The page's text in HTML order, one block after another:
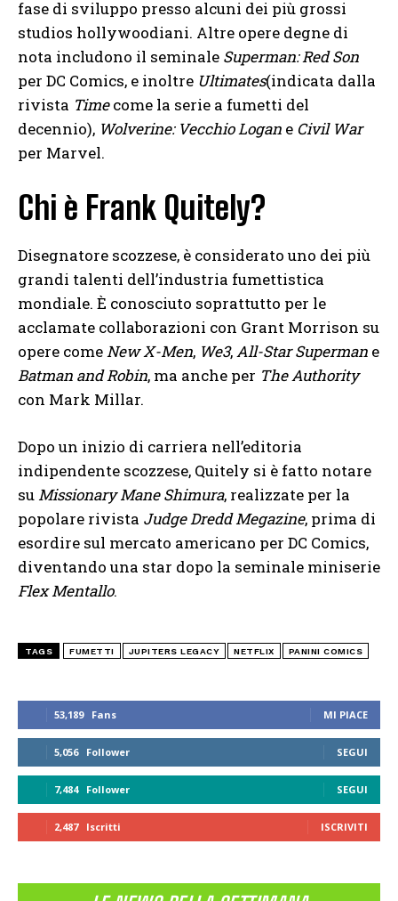
53,189 Fans MI PIACE
5,056 Follower SEGUI
7,484 Follower SEGUI
2,487 Iscritti ISCRIVITI
fase di sviluppo presso alcuni dei più grossi
studios hollywoodiani. Altre opere degne di
nota includono il seminale Superman: Red Son
per DC Comics, e inoltre Ultimates(indicata dalla
rivista Timecome la serie a fumetti del
decennio), Wolverine: Vecchio Logan e Civil War
per Marvel.
Chi è Frank Quitely?
Disegnatore scozzese, è considerato uno dei più
grandi talenti dell’industria fumettistica
mondiale. È conosciuto soprattutto per le
acclamate collaborazioni con Grant Morrison su
opere comeNew X-Men, We3,All-Star Superman e
Batman and Robin, ma anche per The Authority
con Mark Millar.
Dopo un inizio di carriera nell’editoria
indipendente scozzese, Quitely si è fatto notare
suMissionaryMane Shimura, realizzate per la
popolare rivista Judge Dredd Megazine, prima di
esordire sul mercato americano per DC Comics,
diventando una star dopo la seminale miniserie
Flex Mentallo.
TAGS FUMETTI JUPITERS LEGACY NETFLIX PANINI COMICS